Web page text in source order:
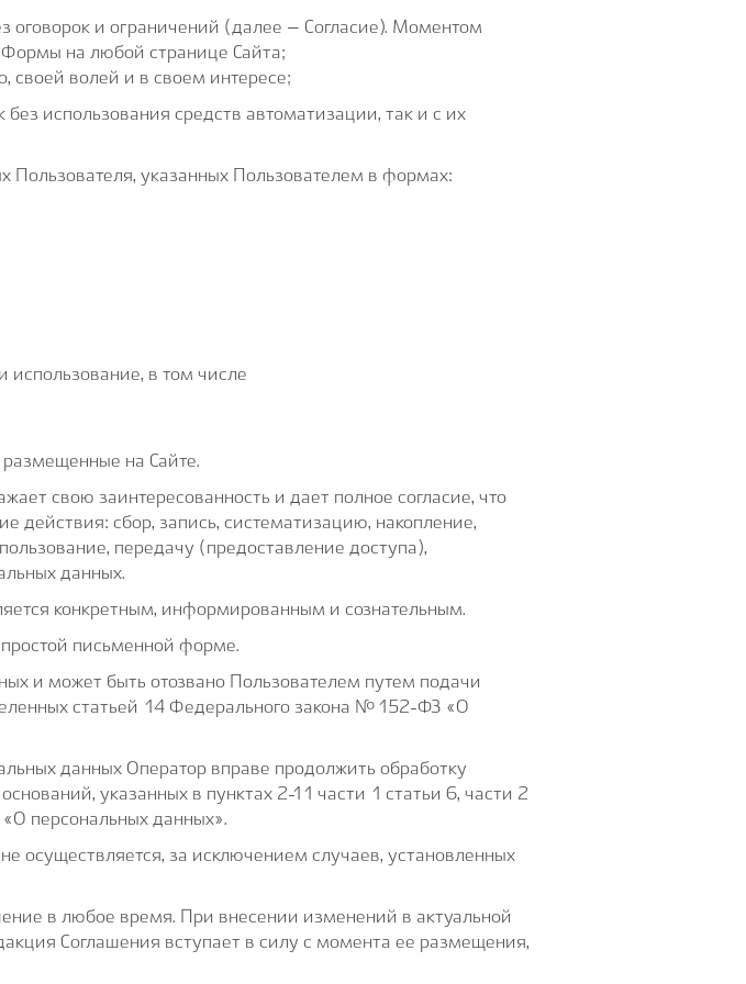
оговорок и ограничений (далее – Согласие). Моментом
Формы на любой странице Сайта;
своей волей и в своем интересе;
использования средств автоматизации, так и с их
Пользователя, указанных Пользователем в формах:
использование, в том числе
на Сайте.
свою заинтересованность и дает полное согласие, что
действия: сбор, запись, систематизацию, накопление,
передачу (предоставление доступа),
данных.
конкретным, информированным и сознательным.
письменной форме.
и может быть отозвано Пользователем путем подачи
статьей 14 Федерального закона №152-ФЗ «О
данных Оператор вправе продолжить обработку
указанных в пунктах 2-11 части 1 статьи 6, части 2
персональных данных».
осуществляется, за исключением случаев, установленных
в любое время. При внесении изменений в актуальной
Соглашения вступает в силу с момента ее размещения,